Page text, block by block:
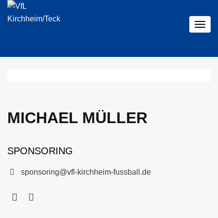
MICHAEL MÜLLER
SPONSORING
sponsoring@vfl-kirchheim-fussball.de